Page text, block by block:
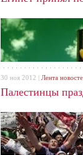
Палестинцы
30 ноя 2012 | Лента